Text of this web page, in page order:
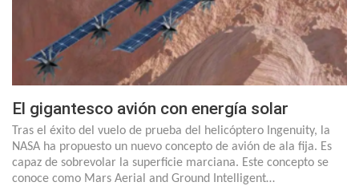
El gigantesco avión con energía solar
Tras el éxito del vuelo de prueba del helicóptero Ingenuity, la
NASA ha propuesto un nuevo concepto de avión de ala fija. Es
capaz de sobrevolar la superficie marciana. Este concepto se
conoce como Mars Aerial and Ground Intelligent…